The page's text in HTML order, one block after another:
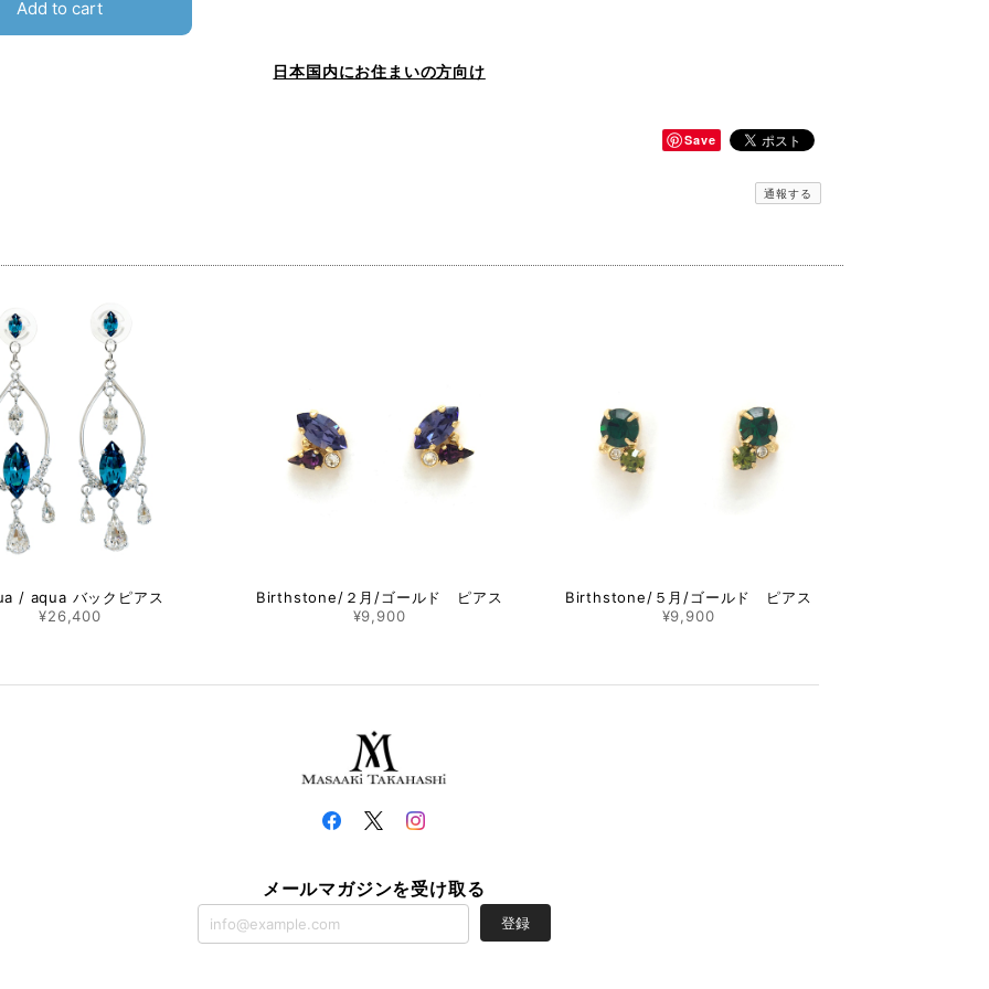
Add to cart
日本国内にお住まいの方向け
Save
通報する
/ aqua バックピアス
¥26,400
Birthstone/２月/ゴールド ピアス
¥9,900
Birthstone/５月/ゴールド ピアス
¥9,900
メールマガジンを受け取る
登録